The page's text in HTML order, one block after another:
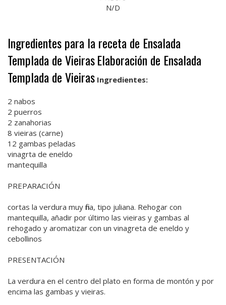
N/D
Ingredientes para la receta de Ensalada
Templada de VieirasElaboración de Ensalada
Templada de Vieiras Ingredientes:
2 nabos
2 puerros
2 zanahorias
8 vieiras (carne)
12 gambas peladas
vinagrta de eneldo
mantequilla
PREPARACIÓN
cortas la verdura muy fina, tipo juliana. Rehogar con
mantequilla, añadir por último las vieiras y gambas al
rehogado y aromatizar con un vinagreta de eneldo y
cebollinos
PRESENTACIÓN
La verdura en el centro del plato en forma de montón y por
encima las gambas y vieiras.